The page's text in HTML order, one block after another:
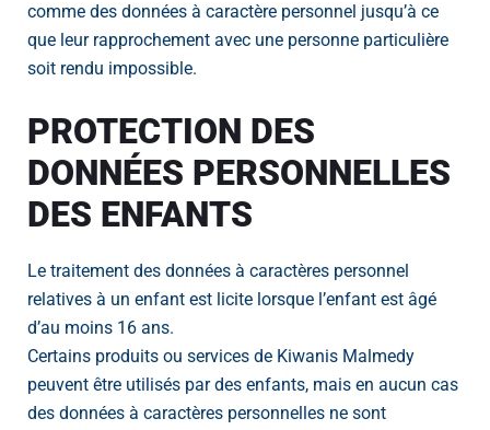
comme des données à caractère personnel jusqu’à ce
que leur rapprochement avec une personne particulière
soit rendu impossible.
PROTECTION DES
DONNÉES PERSONNELLES
DES ENFANTS
Le traitement des données à caractères personnel
relatives à un enfant est licite lorsque l’enfant est âgé
d’au moins 16 ans.
Certains produits ou services de Kiwanis Malmedy
peuvent être utilisés par des enfants, mais en aucun cas
des données à caractères personnelles ne sont